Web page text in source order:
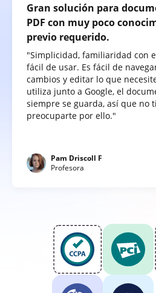
Gran solución para
PDF con muy poco
previo requerido.
"Simplicidad, familiaridad con
fácil de usar. Es fácil de
cambios y editar lo que
utiliza junto a Google, el
siempre se guarda, así que no
preocuparte por ello."
Pam Driscoll F
Profesora